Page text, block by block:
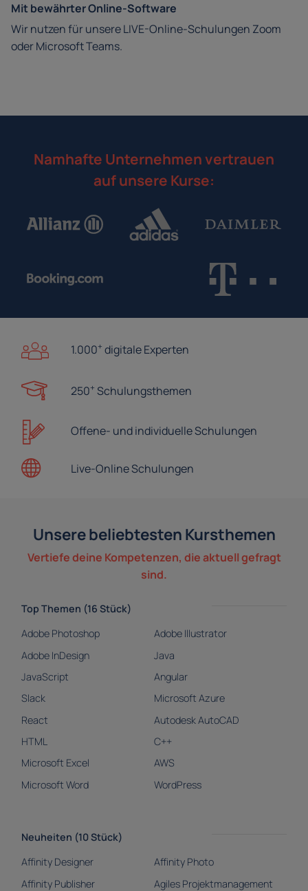
Mit bewährter Online-Software
Wir nutzen für unsere LIVE-Online-Schulungen Zoom
oder Microsoft Teams.
Namhafte Unternehmen vertrauen
auf unsere Kurse:
1.000+ digitale Experten
250+ Schulungsthemen
Offene- undindividuelle Schulungen
Live-OnlineSchulungen
Unsere beliebtesten Kursthemen
Vertiefe deine Kompetenzen, die aktuell gefragt
sind.
Top Themen (16 Stück)
Adobe Photoshop
Adobe Illustrator
Adobe InDesign
Java
JavaScript
Angular
Slack
Microsoft Azure
React
Autodesk AutoCAD
HTML
C++
Microsoft Excel
AWS
Microsoft Word
WordPress
Neuheiten (10 Stück)
Affinity Designer
Affinity Photo
Affinity Publisher
Agiles Projektmanagement